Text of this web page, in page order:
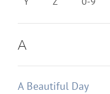
A
A Beautiful Day